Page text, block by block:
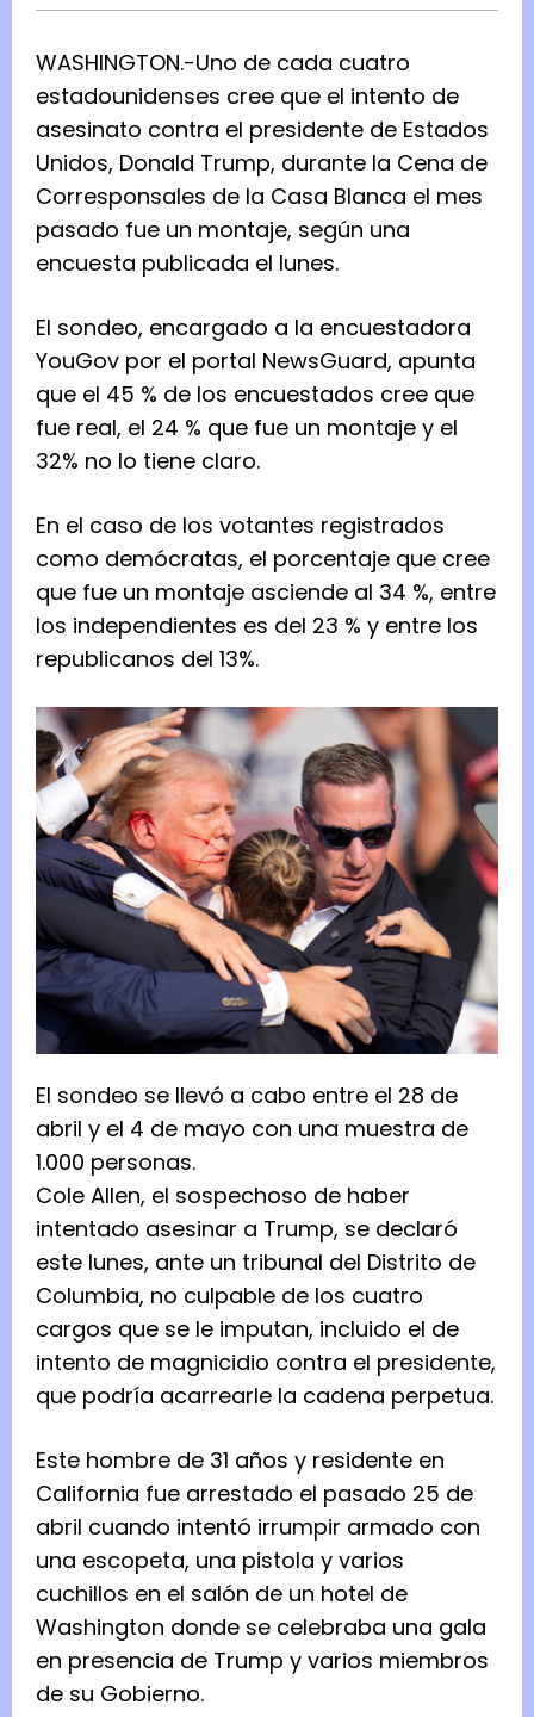
WASHINGTON.-Uno de cada cuatro
estadounidenses cree que el intento de
asesinato contra el presidente de Estados
Unidos, Donald Trump, durante la Cena de
Corresponsales de la Casa Blanca el mes
pasado fue un montaje, según una
encuesta publicada el lunes.
El sondeo, encargado a la encuestadora
YouGov por el portal NewsGuard, apunta
que el 45 % de los encuestados cree que
fue real, el 24 % que fue un montaje y el
32% no lo tiene claro.
En el caso de los votantes registrados
como demócratas, el porcentaje que cree
que fue un montaje asciende al 34 %, entre
los independientes es del 23 % y entre los
republicanos del 13%.
El sondeo se llevó a cabo entre el 28 de
abril y el 4 de mayo con una muestra de
1.000 personas.
Cole Allen, el sospechoso de haber
intentado asesinar a Trump, se declaró
este lunes, ante un tribunal del Distrito de
Columbia, no culpable de los cuatro
cargos que se le imputan, incluido el de
intento de magnicidio contra el presidente,
que podría acarrearle la cadena perpetua.
Este hombre de 31 años y residente en
California fue arrestado el pasado 25 de
abril cuando intentó irrumpir armado con
una escopeta, una pistola y varios
cuchillos en el salón de un hotel de
Washington donde se celebraba una gala
en presencia de Trump y varios miembros
de su Gobierno.